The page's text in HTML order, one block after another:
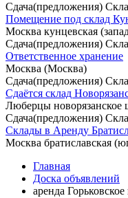
Сдача(предложения)
Помещение под склад
Москва кунцевская
Сдача(предложения)
Ответственное хранение
Москва (Москва)
Сдача(предложения)
Сдаётся склад
Люберцы новорязанское
Сдача(предложения)
Склады в Аренду
Москва братиславская
Главная
Доска объявлений
аренда